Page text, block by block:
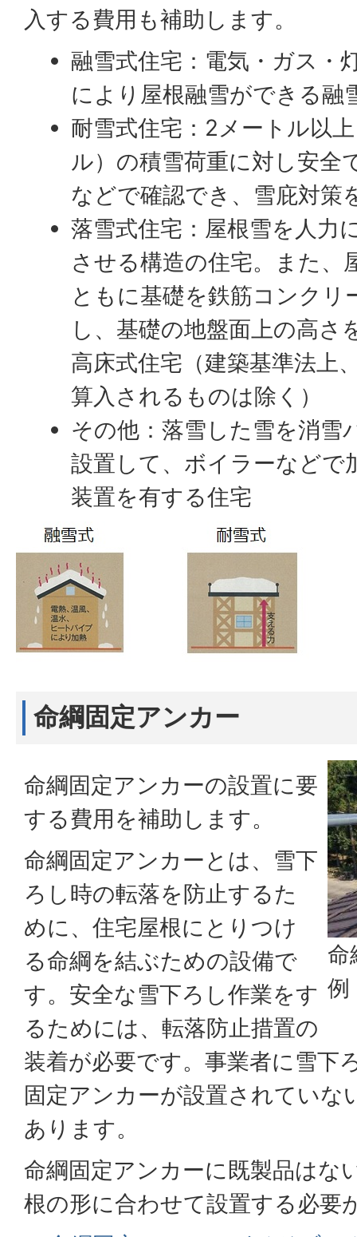
入する費用も補助します。
融雪式住宅：電気・ガス・
により屋根融雪ができる融
耐雪式住宅：2メートル以
ル）の積雪荷重に対し安全
などで確認でき、雪庇対策
落雪式住宅：屋根雪を人力
させる構造の住宅。また、
ともに基礎を鉄筋コンクリ
し、基礎の地盤面上の高さ
高床式住宅（建築基準法上
算入されるものは除く）
その他：落雪した雪を消雪
設置して、ボイラーなどで
装置を有する住宅
命綱固定アンカー
命
例
命綱固定アンカーの設置に要
する費用を補助します。
命綱固定アンカーとは、雪下
ろし時の転落を防止するた
めに、住宅屋根にとりつけ
る命綱を結ぶための設備で
す。安全な雪下ろし作業をす
るためには、転落防止措置の
装着が必要です。事業者に雪下
固定アンカーが設置されていな
あります。
命綱固定アンカーに既製品はな
根の形に合わせて設置する必要